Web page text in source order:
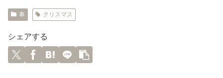
車 クリスマス
シェアする